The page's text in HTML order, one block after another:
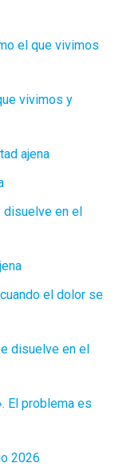
el que vivimos
vivimos y
ajena
en el
el dolor se
disuelve en el
El problema es
2026